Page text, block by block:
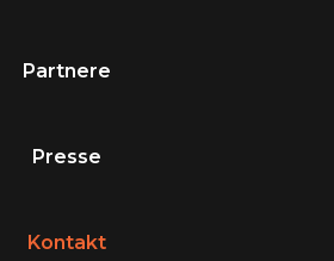
Partnere
Presse
Kontakt